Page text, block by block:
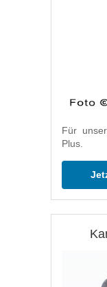
Für
Plus.